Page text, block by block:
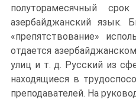
полуторамесячный
азербайджанский язык.
«препятствование»
отдается
улиц и т. д. Русский из
находящиеся в
преподавателей. На